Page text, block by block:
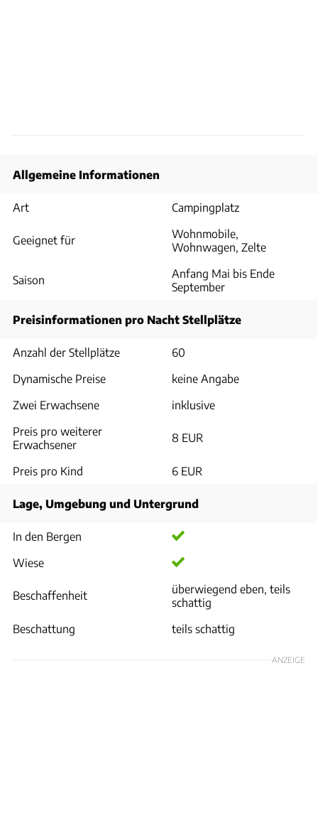
Allgemeine Informationen
Art Campingplatz
Geeignet für
Wohnmobile,
Wohnwagen, Zelte
Saison
Anfang Mai bis Ende
September
Preisinformationen pro Nacht Stellplätze
Anzahl der Stellplätze
60
Dynamische Preise
keine Angabe
Zwei Erwachsene
inklusive
Preis pro weiterer
Erwachsener
8 EUR
Preis pro Kind 6 EUR
Lage, Umgebung und Untergrund
In den Bergen
Wiese
Beschaffenheit
überwiegend eben, teils
schattig
Beschattung
teils schattig
ANZEIGE